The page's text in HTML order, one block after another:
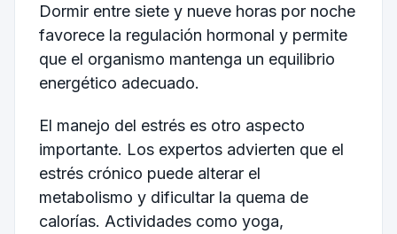
Dormir entre siete y nueve horas por noche
favorece la regulación hormonal y permite
que el organismo mantenga un equilibrio
energético adecuado.
El manejo del estrés es otro aspecto
importante. Los expertos advierten que el
estrés crónico puede alterar el
metabolismo y dificultar la quema de
calorías. Actividades como yoga,